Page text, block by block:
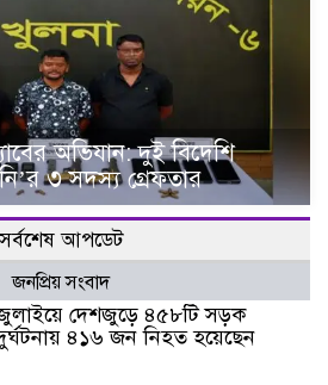
অভিযান: দুই বিদেশি
৩ সদস্য গ্রেফতার
সর্বশেষ আপডেট
জনপ্রিয় সংবাদ
দেশজুড়ে ৪৫৮টি সড়ক
৪১৬ জন নিহত হয়েছেন